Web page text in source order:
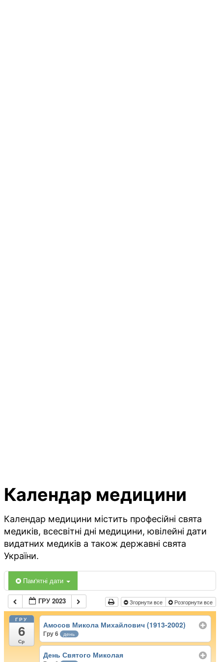
Календар медицини
Календар медицини містить професійні свята
медиків, всесвітні дні медицини, ювілейні дати
видатних медиків а також державні свята
України.
Пам'ятні дати
ГРУ 2023 Згорнути все Розгорнути все
ГРУ
6
Ср
Амосов Микола Михайлович (1913-2002)
Гру 6 день
День Святого Миколая